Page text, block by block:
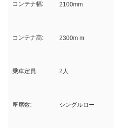
コンテナ幅: 2100mm
コンテナ高: 2300m m
乗車定員: 2人
座席数: シングルロー